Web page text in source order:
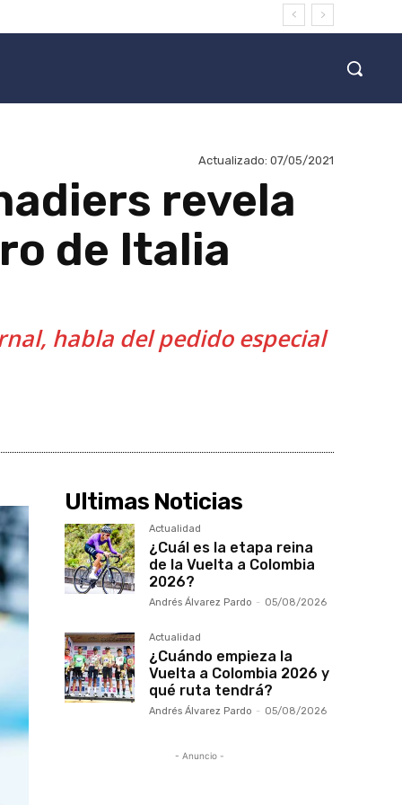
Actualizado: 07/05/2021
revela
de Italia
habla del pedido especial
Ultimas Noticias
Actualidad
¿Cuál es la etapa reina
de la Vuelta a Colombia
2026?
Andrés Álvarez Pardo - 05/08/2026
Actualidad
¿Cuándo empieza la
Vuelta a Colombia 2026 y
qué ruta tendrá?
Andrés Álvarez Pardo - 05/08/2026
- Anuncio -